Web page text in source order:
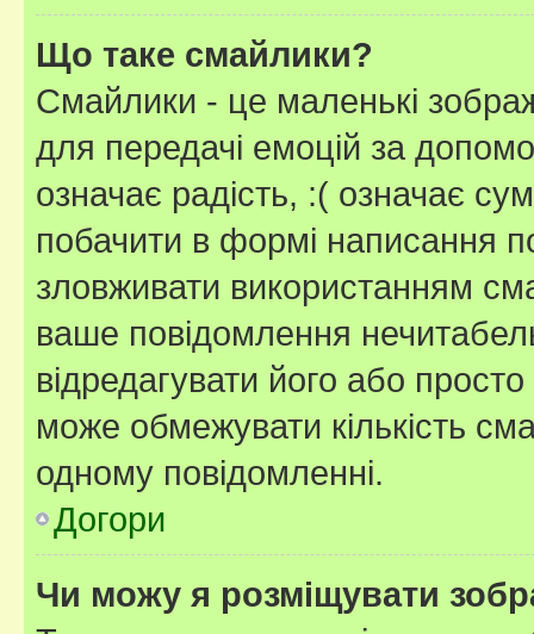
Що таке смайлики?
Смайлики - це маленькі
для передачі емоцій за
означає радість, :( означає
побачити в формі написання
зловживати використанням
ваше повідомлення
відредагувати його або
може обмежувати кількість
одному повідомленні.
Догори
Чи можу я розміщувати